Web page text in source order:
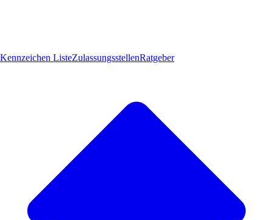
Kennzeichen ListeZulassungsstellenRatgeber